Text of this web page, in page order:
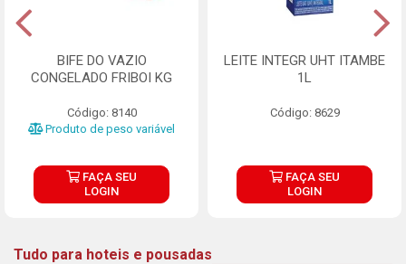
BIFE DO VAZIO
CONGELADO FRIBOI KG
Código: 8140
Produto de peso variável
FAÇA SEU
LOGIN
LEITE INTEGR UHT ITAMBE
1L
Código: 8629
FAÇA SEU
LOGIN
Tudo para hoteis e pousadas